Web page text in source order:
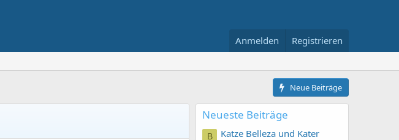
Anmelden Registrieren
Neue Beiträge
Neueste Beiträge
B
Katze Belleza und Kater